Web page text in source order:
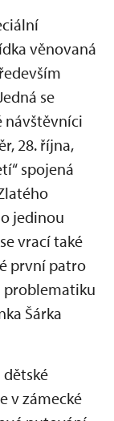
věnovaná
se
návštěvníci
28. října,
spojená
jedinou
vrací také
první patro
problematiku
Šárka
dětské
v zámecké